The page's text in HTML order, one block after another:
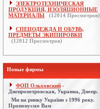
ЭЛЕКТРОТЕХНИЧЕСКАЯ
ПРОДУКЦИЯ, ИЗОЛЯЦИОННЫЕ
МАТЕРИАЛЫ
(12014 Просмотров)
СПЕЦОДЕЖДА И ОБУВЬ,
ПРЕДМЕТЫ ЭКИПИРОВКИ
(12012 Просмотров)
Новые фирмы
ФОП Ольховский -
Днепропетровская, Украина, Днепр.
Ми на ринку України з 1996 року.
Пропонуємо Вам